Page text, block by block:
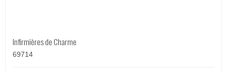
Infirmières de Charme
69714